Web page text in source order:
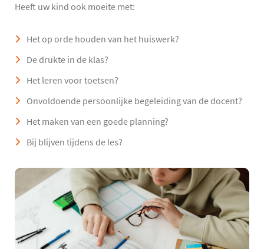
Heeft uw kind ook moeite met:
Het op orde houden van het huiswerk?
De drukte in de klas?
Het leren voor toetsen?
Onvoldoende persoonlijke begeleiding van de docent?
Het maken van een goede planning?
Bij blijven tijdens de les?